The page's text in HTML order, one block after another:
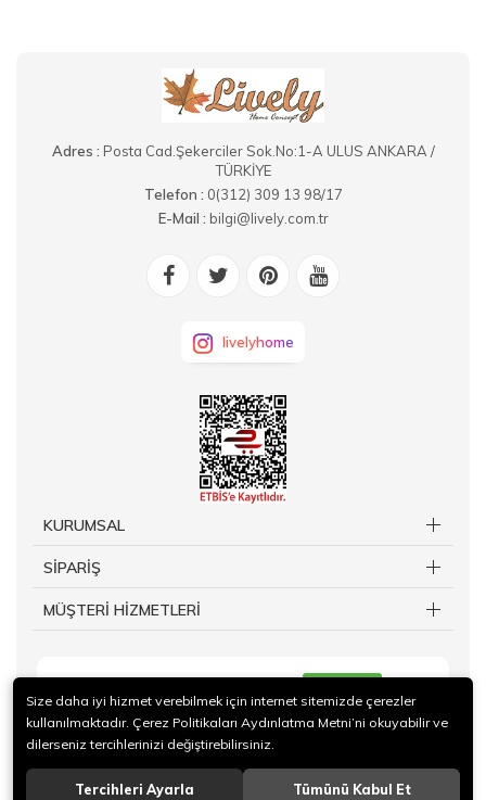
Adres : Posta Cad.Şekerciler Sok.No:1-A ULUS ANKARA /
TÜRKİYE
Telefon : 0(312) 309 13 98/17
E-Mail : bilgi@lively.com.tr
livelyhome
KURUMSAL
SİPARİŞ
MÜŞTERİ HİZMETLERİ
Size daha iyi hizmet verebilmek için internet sitemizde çerezler
kullanılmaktadır. Çerez Politikaları Aydınlatma Metni’ni okuyabilir ve
dilerseniz tercihlerinizi değiştirebilirsiniz.
Tercihleri Ayarla Tümünü Kabul Et